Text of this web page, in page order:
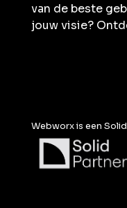
van de beste
jouw visie?
Webworx is een